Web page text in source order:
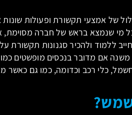
של אמצעי תקשורת ופעולות
מי שנמצא בראש של חברה מסוימת,
ללמוד ולהכיר סגנונות תקשורת
משנה אם מדובר בנכסים מופשטים
כלי רכב וכדומה, כמו גם כאשר